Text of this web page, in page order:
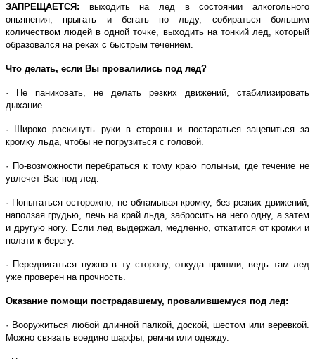
ЗАПРЕЩАЕТСЯ: выходить на лед в состоянии алкогольного
опьянения, прыгать и бегать по льду, собираться большим
количеством людей в одной точке, выходить на тонкий лед, который
образовался на реках с быстрым течением.
Что делать, если Вы провалились под лед?
· Не паниковать, не делать резких движений, стабилизировать
дыхание.
· Широко раскинуть руки в стороны и постараться зацепиться за
кромку льда, чтобы не погрузиться с головой.
· По-возможности перебраться к тому краю полыньи, где течение не
увлечет Вас под лед.
· Попытаться осторожно, не обламывая кромку, без резких движений,
наползая грудью, лечь на край льда, забросить на него одну, а затем
и другую ногу. Если лед выдержал, медленно, откатится от кромки и
ползти к берегу.
· Передвигаться нужно в ту сторону, откуда пришли, ведь там лед
уже проверен на прочность.
Оказание помощи пострадавшему, провалившемуся под лед:
· Вооружиться любой длинной палкой, доской, шестом или веревкой.
Можно связать воедино шарфы, ремни или одежду.